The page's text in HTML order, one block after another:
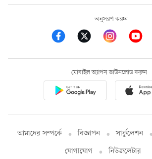
অনুসরণ করুন
মোবাইল অ্যাপস ডাউনলোড করুন
আমাদের সম্পর্কে বিজ্ঞাপন সার্কুলেশন
যোগাযোগ
নিউজলেটার